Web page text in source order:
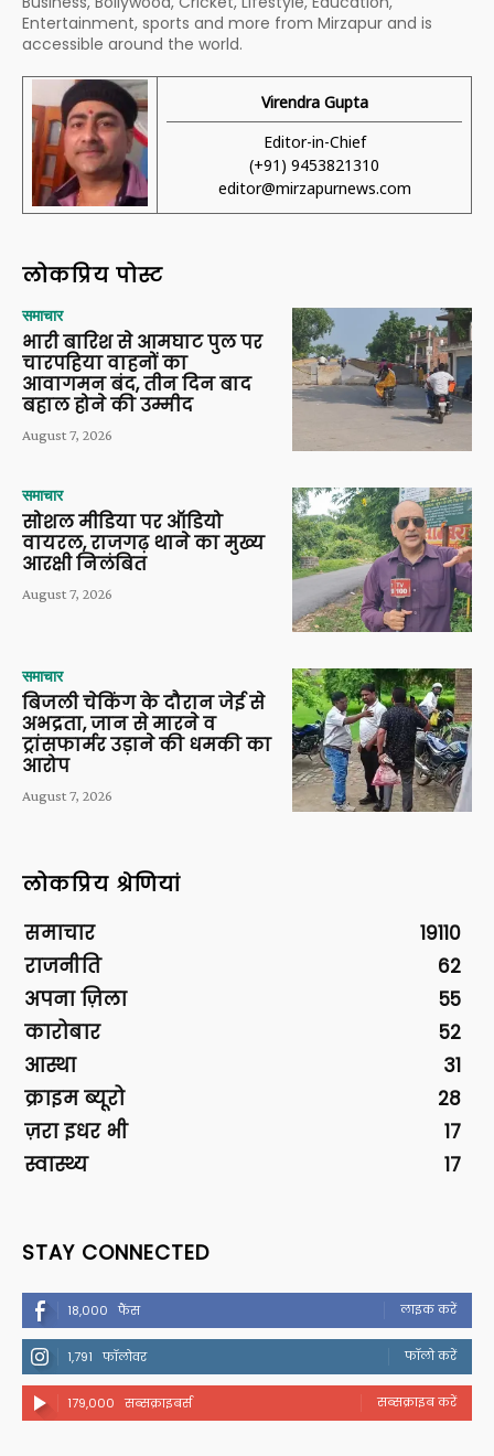
Entertainment, sports and more from Mirzapur and is
accessible around the world.
Virendra Gupta
Editor-in-Chief
(+91) 9453821310
editor@mirzapurnews.com
लोकप्रिय पोस्ट
समाचार
भारी बारिश से आमघाट पुल पर
चारपहिया वाहनों का
आवागमन बंद, तीन दिन बाद
बहाल होने की उम्मीद
August 7, 2026
समाचार
सोशल मीडिया पर ऑडियो
वायरल, राजगढ़ थाने का मुख्य
आरक्षी निलंबित
August 7, 2026
समाचार
बिजली चेकिंग के दौरान जेई से
अभद्रता, जान से मारने व
ट्रांसफार्मर उड़ाने की धमकी का
आरोप
August 7, 2026
लोकप्रिय श्रेणियां
समाचार
19110
राजनीति
62
अपना ज़िला
55
कारोबार
52
आस्था
31
क्राइम ब्यूरो
28
ज़रा इधर भी
17
स्वास्थ्य
17
STAY CONNECTED
18,000 फैंस लाइक करें
1,791 फॉलोवर फॉलो करें
179,000 सब्सक्राइबर्स सब्सक्राइब करें